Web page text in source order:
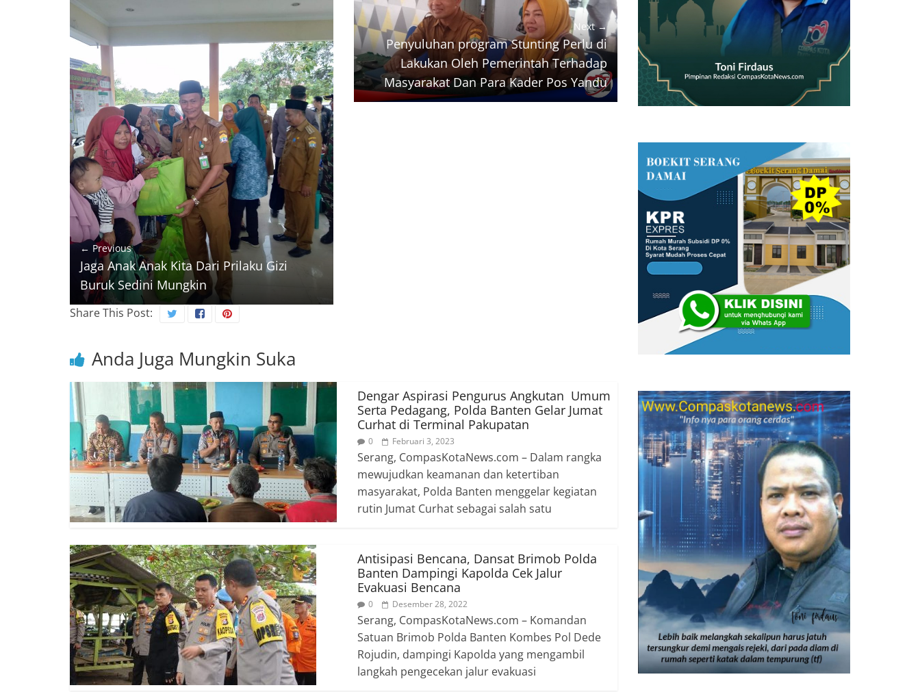
← Previous
Jaga Anak Anak Kita Dari Prilaku Gizi
Buruk Sedini Mungkin
Next →
Penyuluhan program Stunting Perlu di
Lakukan Oleh Pemerintah Terhadap
Masyarakat Dan Para Kader Pos Yandu
Share This Post:
Anda Juga Mungkin Suka
Dengar Aspirasi Pengurus Angkutan Umum
Serta Pedagang, Polda Banten Gelar Jumat
Curhat di Terminal Pakupatan
0 Februari 3, 2023
Serang, CompasKotaNews.com – Dalam rangka
mewujudkan keamanan dan ketertiban
masyarakat, Polda Banten menggelar kegiatan
rutin Jumat Curhat sebagai salah satu
Antisipasi Bencana, Dansat Brimob Polda
Banten Dampingi Kapolda Cek Jalur
Evakuasi Bencana
0 Desember 28, 2022
Serang, CompasKotaNews.com – Komandan
Satuan Brimob Polda Banten Kombes Pol Dede
Rojudin, dampingi Kapolda yang mengambil
langkah pengecekan jalur evakuasi